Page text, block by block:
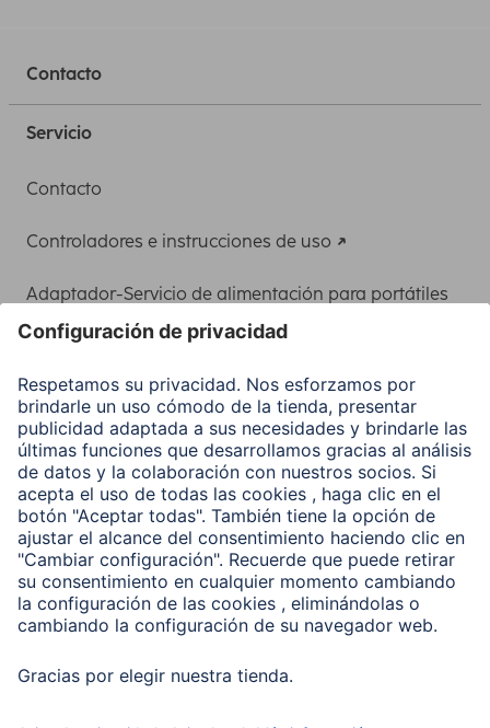
Contacto
Servicio
Contacto
Controladores e instrucciones de uso
Adaptador-Servicio de alimentación para portátiles
Clientes online
Conviértete en distribuidor
Compañía
Historia de la empresa
Hama en todo el Mundo
Sostenibilidad